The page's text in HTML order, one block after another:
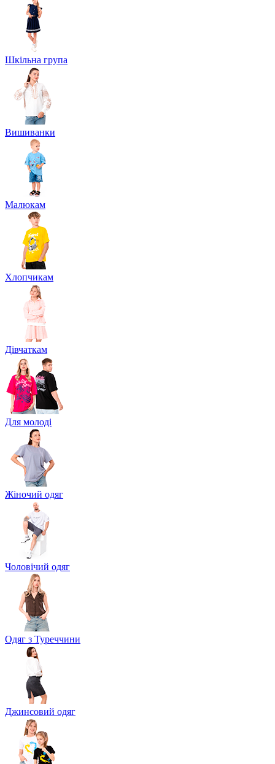
Шкільна група
Вишиванки
Малюкам
Хлопчикам
Дівчаткам
Для молоді
Жіночий одяг
Чоловічий одяг
Одяг з Туреччини
Джинсовий одяг